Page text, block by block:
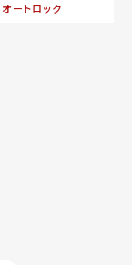
オートロック